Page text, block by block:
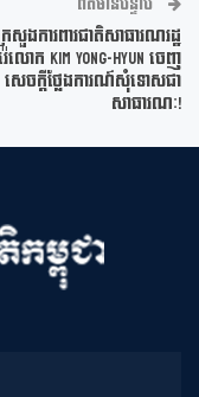
ក្រសួងការពារជាតិសាធារណរដ្ឋ
លោក Kim Yong-Hyun ចេញ
សេចក្តីថ្លែងការណ៍សុំទោសជា
សាធារណៈ!